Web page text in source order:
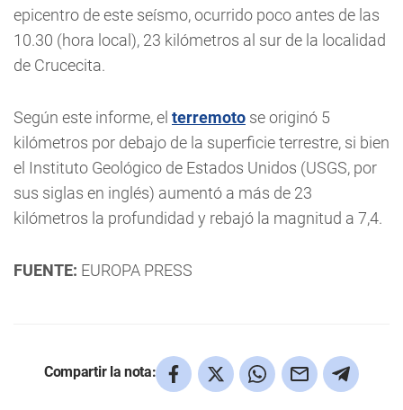
epicentro de este seísmo, ocurrido poco antes de las
10.30 (hora local), 23 kilómetros al sur de la localidad
de Crucecita.
Según este informe, el terremoto se originó 5
kilómetros por debajo de la superficie terrestre, si bien
el Instituto Geológico de Estados Unidos (USGS, por
sus siglas en inglés) aumentó a más de 23
kilómetros la profundidad y rebajó la magnitud a 7,4.
FUENTE: EUROPA PRESS
Compartir la nota: